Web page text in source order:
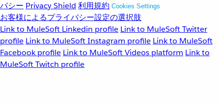
バシー Privacy Shield 利用規約 Cookies Settings
お客様によるプライバシー設定の選択肢
Link to MuleSoft Linkedin profile Link to MuleSoft Twitter
profile Link to MuleSoft Instagram profile Link to MuleSoft
Facebook profile Link to MuleSoft Videos platform Link to
MuleSoft Twitch profile